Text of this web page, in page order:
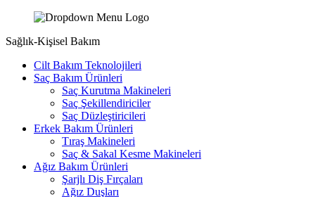
Sağlık-Kişisel Bakım
Cilt Bakım Teknolojileri
Saç Bakım Ürünleri
Saç Kurutma Makineleri
Saç Şekillendiriciler
Saç Düzleştiricileri
Erkek Bakım Ürünleri
Tıraş Makineleri
Saç & Sakal Kesme Makineleri
Ağız Bakım Ürünleri
Şarjlı Diş Fırçaları
Ağız Duşları